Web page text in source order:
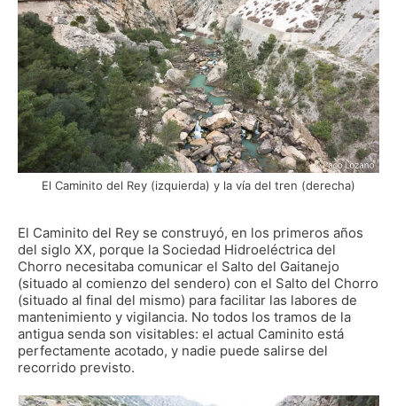
El Caminito del Rey (izquierda) y la vía del tren (derecha)
El Caminito del Rey se construyó, en los primeros años
del siglo XX, porque la Sociedad Hidroeléctrica del
Chorro necesitaba comunicar el Salto del Gaitanejo
(situado al comienzo del sendero) con el Salto del Chorro
(situado al final del mismo) para facilitar las labores de
mantenimiento y vigilancia. No todos los tramos de la
antigua senda son visitables: el actual Caminito está
perfectamente acotado, y nadie puede salirse del
recorrido previsto.